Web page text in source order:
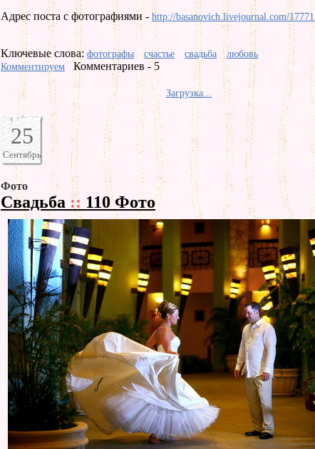
Адрес поста с фотографиями - http://basanovich.livejournal.com/
Ключевые слова: фотографы счастье свадьба
любовь
Комментируем
Комментариев - 5
Загрузка...
25
Сентябрь
Фото
Свадьба :: 110 Фото